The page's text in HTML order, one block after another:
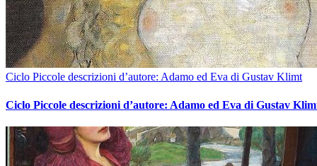
Ciclo Piccole descrizioni d’autore: Adamo ed Eva di Gustav Klimt
Ciclo Piccole descrizioni d’autore: Adamo ed Eva di Gustav